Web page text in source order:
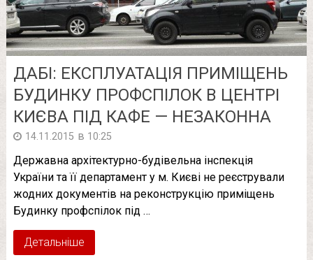
ДАБІ: ЕКСПЛУАТАЦІЯ ПРИМІЩЕНЬ
БУДИНКУ ПРОФСПІЛОК В ЦЕНТРІ
КИЄВА ПІД КАФЕ — НЕЗАКОННА
14.11.2015 в 10:25
Державна архітектурно-будівельна інспекція
України та її департамент у м. Києві не реєстрували
жодних документів на реконструкцію приміщень
Будинку профспілок під …
Детальніше